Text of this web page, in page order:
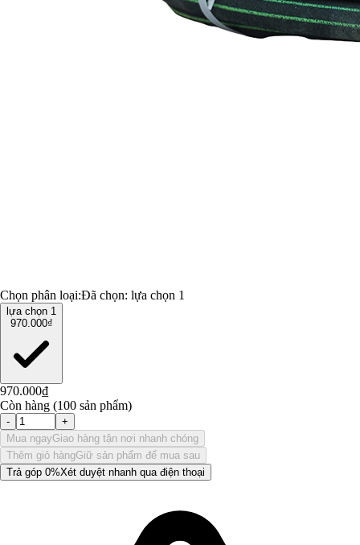
Chọn phân loại:Đã chọn: lựa chọn 1
lựa chọn 1
970.000₫
970.000₫
Còn hàng (100 sản phẩm)
-
+
Mua ngayGiao hàng tận nơi nhanh chóng
Thêm giỏ hàngGiữ sản phẩm để mua sau
Trả góp 0%Xét duyệt nhanh qua điện thoại